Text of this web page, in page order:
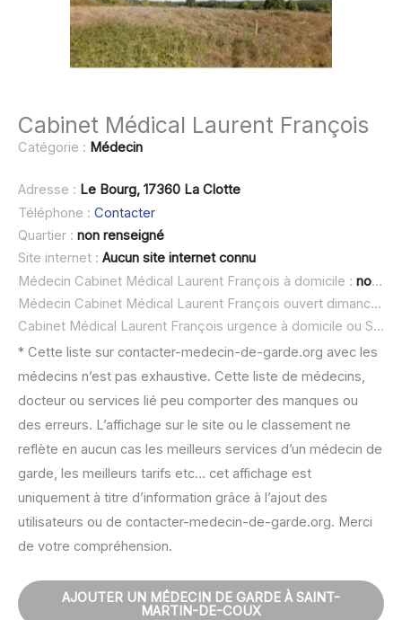
Cabinet Médical Laurent François
Catégorie : Médecin
Adresse : Le Bourg, 17360 La Clotte
Téléphone : Contacter
Quartier : non renseigné
Site internet : Aucun site internet connu
Médecin Cabinet Médical Laurent François à domicile : non renseigné
Médecin Cabinet Médical Laurent François ouvert dimanche :
Cabinet Médical Laurent François urgence à domicile ou SOS médecin :
* Cette liste sur contacter-medecin-de-garde.org avec les
médecins n’est pas exhaustive. Cette liste de médecins,
docteur ou services lié peu comporter des manques ou
des erreurs. L’affichage sur le site ou le classement ne
reflète en aucun cas les meilleurs services d’un médecin de
garde, les meilleurs tarifs etc… cet affichage est
uniquement à titre d’information grâce à l’ajout des
utilisateurs ou de contacter-medecin-de-garde.org. Merci
de votre compréhension.
AJOUTER UN MÉDECIN DE GARDE À SAINT-
MARTIN-DE-COUX